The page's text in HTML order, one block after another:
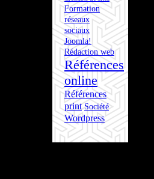
Formation
réseaux
sociaux
Joomla!
Rédaction web
Références
online
Références
print Société
Wordpress